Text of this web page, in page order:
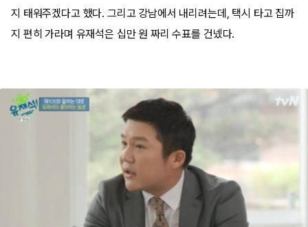
지 태워주겠다고 했다. 그리고 강남에서 내리려는데, 택시 타고 집까
지 편히 가라며 유재석은 십만 원 짜리 수표를 건넸다.